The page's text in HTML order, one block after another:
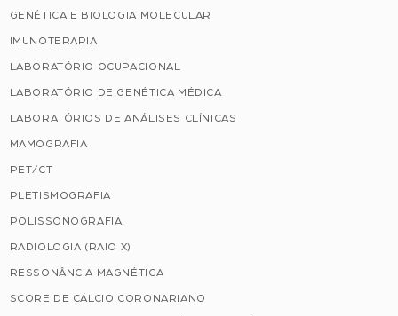
GENÉTICA E BIOLOGIA MOLECULAR
IMUNOTERAPIA
LABORATÓRIO OCUPACIONAL
LABORATÓRIO DE GENÉTICA MÉDICA
LABORATÓRIOS DE ANÁLISES CLÍNICAS
MAMOGRAFIA
PET/CT
PLETISMOGRAFIA
POLISSONOGRAFIA
RADIOLOGIA (RAIO X)
RESSONÂNCIA MAGNÉTICA
SCORE DE CÁLCIO CORONARIANO